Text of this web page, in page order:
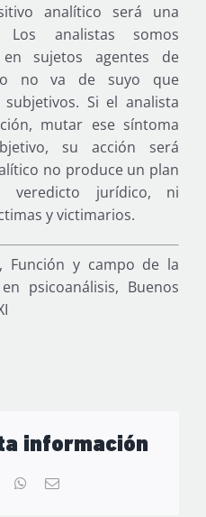
analítico será una
Los analistas somos
sujetos agentes de
no va de suyo que
Si el analista
mutar ese síntoma
su acción será
no produce un plan
jurídico, ni
y victimarios.
Función y campo de la
psicoanálisis, Buenos
información
WhatsApp
Correo